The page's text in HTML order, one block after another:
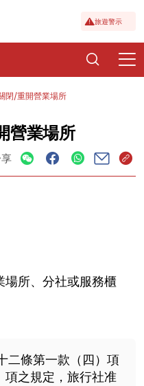
旅遊警示
閉/重開營業場所
營業場所
場所、分社或服務櫃
二條第一款（四）項
項之規定，旅行社准